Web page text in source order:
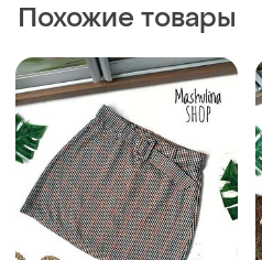
Похожие товары